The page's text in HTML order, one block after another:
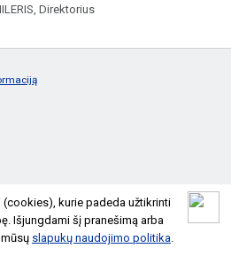
kurie padeda užtikrinti
Išjungdami šį pranešimą arba
slapukų naudojimo politika
Direktorius